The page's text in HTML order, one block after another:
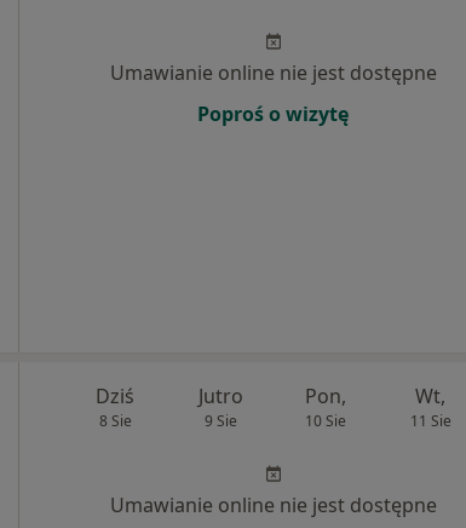
Umawianie online nie jest dostępne
Poproś o wizytę
Dziś
8 Sie
Jutro
9 Sie
Pon,
10 Sie
Wt,
11 Sie
Umawianie online nie jest dostępne